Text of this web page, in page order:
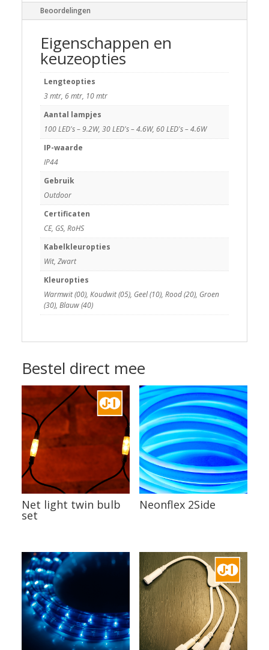
Beoordelingen
Eigenschappen en
keuzeopties
Lengteopties
3 mtr, 6 mtr, 10 mtr
Aantal lampjes
100 LED's – 9.2W, 30 LED's – 4.6W, 60 LED's – 4.6W
IP-waarde
IP44
Gebruik
Outdoor
Certificaten
CE, GS, RoHS
Kabelkleuropties
Wit, Zwart
Kleuropties
Warmwit (00), Koudwit (05), Geel (10), Rood (20), Groen
(30), Blauw (40)
Bestel direct mee
Net light twin bulb
set
Neonflex 2Side